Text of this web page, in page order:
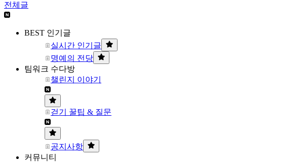
전체글
BEST 인기글
실시간 인기글
명예의 전당
팀워크 수다방
챌린지 이야기
걷기 꿀팁 & 질문
공지사항
커뮤니티